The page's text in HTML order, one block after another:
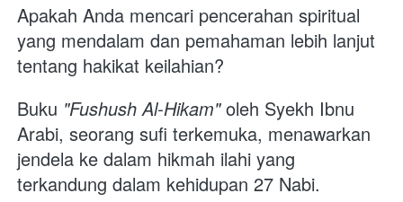
Apakah Anda mencari pencerahan spiritual
yang mendalam dan pemahaman lebih lanjut
tentang hakikat keilahian?
Buku "Fushush Al-Hikam" oleh Syekh Ibnu
Arabi, seorang sufi terkemuka, menawarkan
jendela ke dalam hikmah ilahi yang
terkandung dalam kehidupan 27 Nabi.